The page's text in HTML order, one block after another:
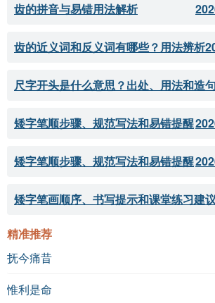
齿的拼音与易错用法解析
齿的近义词和反义词有哪些？用法辨析
尺字开头是什么意思？出处、用法和造
矮字笔顺步骤、规范写法和易错提醒
矮字笔顺步骤、规范写法和易错提醒
矮字笔画顺序、书写提示和课堂练习建议
精准推荐
抚今痛昔
惟利是命